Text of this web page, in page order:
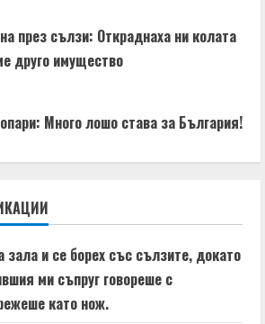
през сълзи: Откраднаха ни колата
друго имущество
Много лошо става за България!
зала и се борех със сълзите, докато
ми съпруг говореше с
като нож.